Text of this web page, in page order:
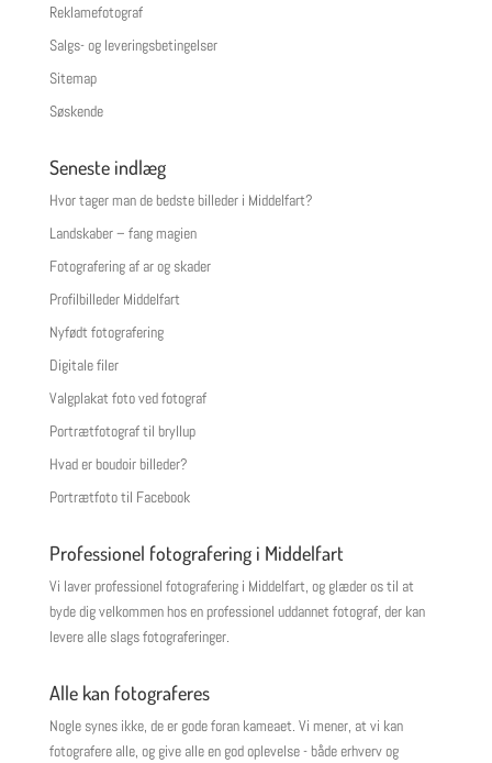
Reklamefotograf
Salgs- og leveringsbetingelser
Sitemap
Søskende
Seneste indlæg
Hvor tager man de bedste billeder i Middelfart?
Landskaber – fang magien
Fotografering af ar og skader
Profilbilleder Middelfart
Nyfødt fotografering
Digitale filer
Valgplakat foto ved fotograf
Portrætfotograf til bryllup
Hvad er boudoir billeder?
Portrætfoto til Facebook
Professionel fotografering i Middelfart
Vi laver professionel fotografering i Middelfart, og glæder os til at
byde dig velkommen hos en professionel uddannet fotograf, der kan
levere alle slags fotograferinger.
Alle kan fotograferes
Nogle synes ikke, de er gode foran kameaet. Vi mener, at vi kan
fotografere alle, og give alle en god oplevelse - både erhverv og